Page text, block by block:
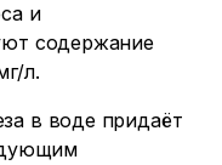
и
содержание
л.
в воде придаёт